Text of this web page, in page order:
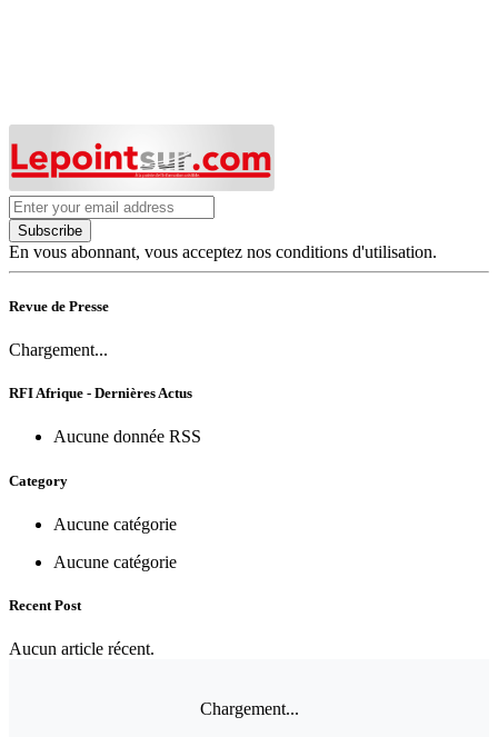
Subscribe
En vous abonnant, vous acceptez nos conditions d'utilisation.
Revue de Presse
Chargement...
RFI Afrique - Dernières Actus
Aucune donnée RSS
Category
Aucune catégorie
Aucune catégorie
Recent Post
Aucun article récent.
Chargement...